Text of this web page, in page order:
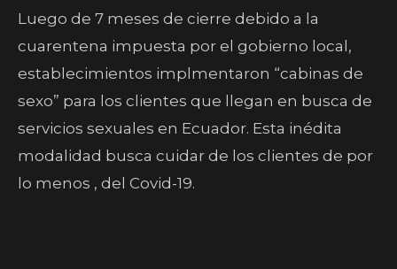
Luego de 7 meses de cierre debido a la
cuarentena impuesta por el gobierno local,
establecimientos implmentaron “cabinas de
sexo” para los clientes que llegan en busca de
servicios sexuales en Ecuador. Esta inédita
modalidad busca cuidar de los clientes de por
lo menos , del Covid-19.